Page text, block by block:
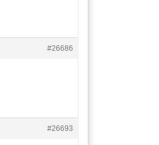
#26686
#26693